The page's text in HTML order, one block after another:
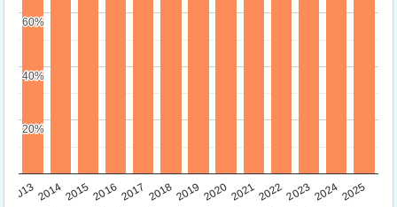
20132014201520162017 20182019 202020212022202320242025
20%
20%
40%
40%
60%
60%